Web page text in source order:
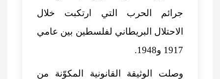
جرائم الحرب التي ارتكبت خلال
الاحتلال البريطاني لفلسطين بين عامي
1917 و1948.
وصلت الوثيقة القانونية المكوّنة من